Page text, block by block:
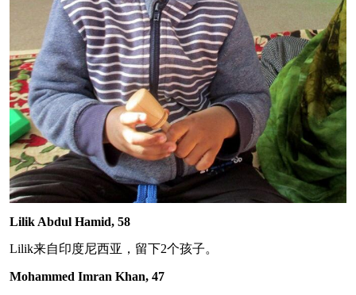
Lilik Abdul Hamid, 58
Lilik来自印度尼西亚，留下2个孩子。
Mohammed Imran Khan, 47